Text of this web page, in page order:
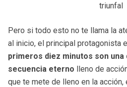
triunfal
Pero si todo esto no te llama la
al inicio, el principal protagonista
primeros diez minutos son una
secuencia eterno lleno de
que te mete de lleno en la acción,